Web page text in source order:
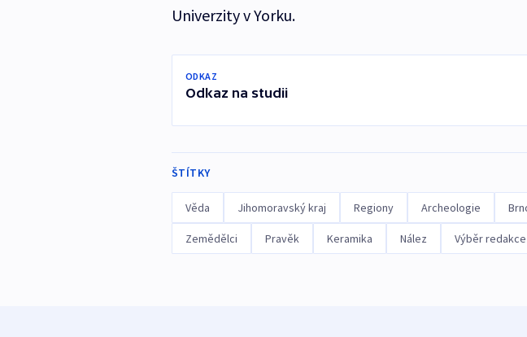
Univerzity v Yorku.
ODKAZ
Odkaz na studii
ŠTÍTKY
Věda Jihomoravský kraj Regiony Archeologie
Zemědělci Pravěk Keramika Nález Výběr redakce